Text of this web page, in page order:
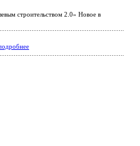
строительством 2.0» Новое в